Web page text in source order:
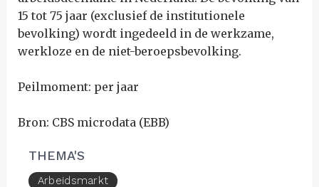
15 tot 75 jaar (exclusief de institutionele
bevolking) wordt ingedeeld in de werkzame,
werkloze en de niet-beroepsbevolking.
Peilmoment: per jaar
Bron: CBS microdata (EBB)
THEMA'S
Arbeidsmarkt